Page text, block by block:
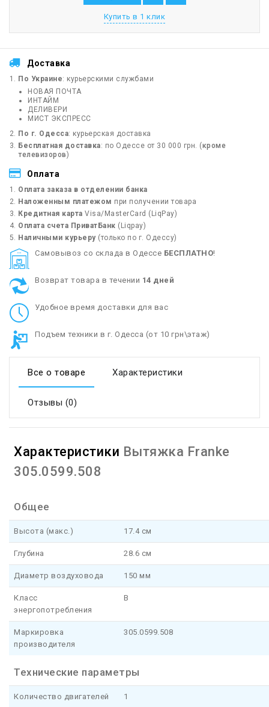
Купить в 1 клик
Доставка
По Украине: курьерскими службами
НОВАЯ ПОЧТА
ИНТАЙМ
ДЕЛИВЕРИ
МИСТ ЭКСПРЕСС
По г. Одесса: курьерская доставка
Бесплатная доставка: по Одессе от 30 000 грн. (кроме
телевизоров)
Оплата
Оплата заказа в отделении банка
Наложенным платежом при получении товара
Кредитная карта Visa/MasterCard (LiqPay)
Оплата счета ПриватБанк (Liqpay)
Наличными курьеру(только по г. Одессу)
Cамовывоз со склада в Одессе БЕСПЛАТНО!
Возврат товара в течении 14 дней
Удобное время доставки для вас
Подъем техники в г. Одесса (от 10 грн\этаж)
Все о товаре Характеристики
Отзывы (0)
Характеристики Вытяжка Franke
305.0599.508
Общее
Высота (макс.) 17.4 см
Глубина 28.6 см
Диаметр воздуховода 150 мм
Класс
энергопотребления
B
Маркировка
производителя
305.0599.508
Технические параметры
Количество двигателей 1